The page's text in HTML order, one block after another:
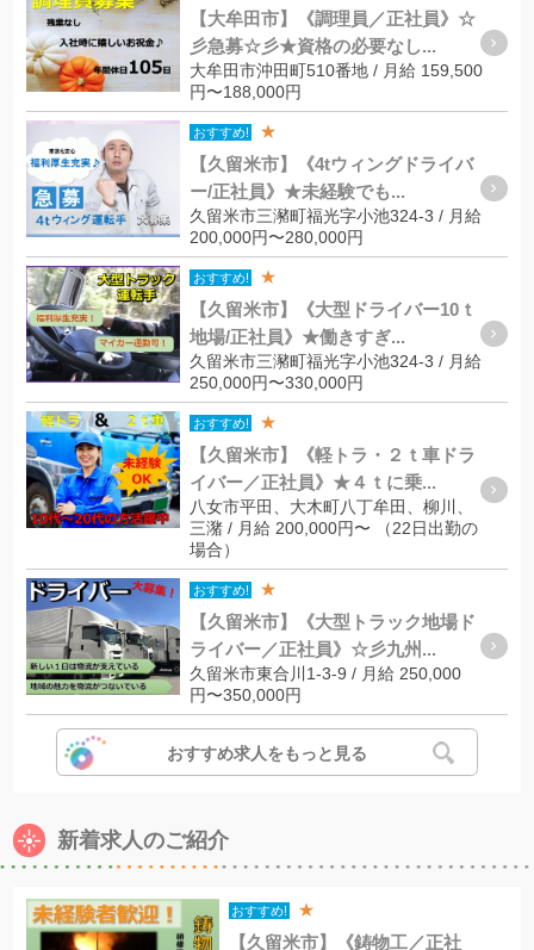
【大牟田市】《調理員／正社員》☆
彡急募☆彡★資格の必要なし...
大牟田市沖田町510番地 / 月給 159,500
円〜188,000円
おすすめ! ★
【久留米市】《4tウィングドライバ
ー/正社員》★未経験でも...
久留米市三瀦町福光字小池324-3 / 月給
200,000円〜280,000円
おすすめ! ★
【久留米市】《大型ドライバー10ｔ
地場/正社員》★働きすぎ...
久留米市三瀦町福光字小池324-3 / 月給
250,000円〜330,000円
おすすめ! ★
【久留米市】《軽トラ・２ｔ車ドラ
イバー／正社員》★４ｔに乗...
八女市平田、大木町八丁牟田、柳川、
三潴 / 月給 200,000円〜 （22日出勤の
場合）
おすすめ! ★
【久留米市】《大型トラック地場ド
ライバー／正社員》☆彡九州...
久留米市東合川1-3-9 / 月給 250,000
円〜350,000円
おすすめ求人をもっと見る
新着求人のご紹介
おすすめ! ★
【久留米市】《鋳物工／正社